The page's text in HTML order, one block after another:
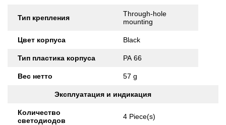
Тип крепления
Through-hole
mounting
Цвет корпуса Black
Тип пластика корпуса PA 66
Вес нетто 57 g
Эксплуатация и индикация
Количество
светодиодов
4 Piece(s)